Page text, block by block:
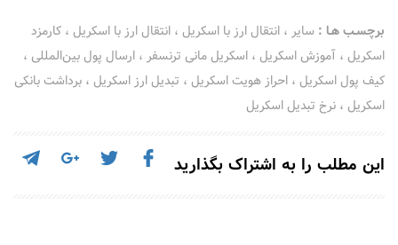
برچسـب هـا : سایر ، انتقال ارز با اسکریل ، انتقال ارز با اسکریل ، کارمزد
اسکریل ، آموزش اسکریل ، اسکریل مانی ترنسفر ، ارسال پول بین‌المللی ،
کیف پول اسکریل ، احراز هویت اسکریل ، تبدیل ارز اسکریل ، برداشت بانکی
اسکریل ، نرخ تبدیل اسکریل
این مطلب را به اشتراک بگذارید